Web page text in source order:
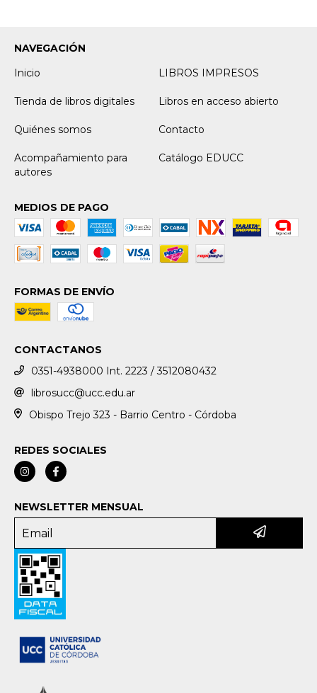
NAVEGACIÓN
Inicio
LIBROS IMPRESOS
Tienda de libros digitales Libros en acceso abierto
Quiénes somos Contacto
Acompañamiento para
autores
Catálogo EDUCC
MEDIOS DE PAGO
FORMAS DE ENVÍO
CONTACTANOS
0351-4938000 Int. 2223 / 3512080432
librosucc@ucc.edu.ar
Obispo Trejo 323 - Barrio Centro - Córdoba
REDES SOCIALES
NEWSLETTER MENSUAL